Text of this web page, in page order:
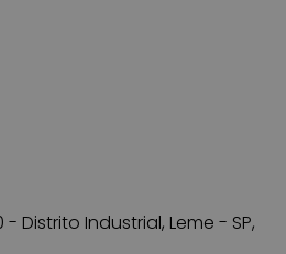
Distrito Industrial, Leme - SP,